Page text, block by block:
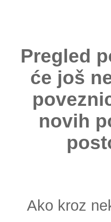
Pregled
će još
novih
Ako kroz